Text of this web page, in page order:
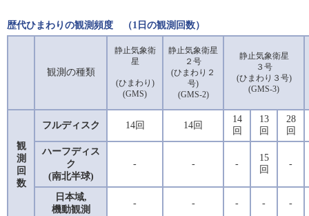
歴代ひまわりの観測頻度 （1日の観測回数）
観測の種類
静止気象衛
星
(ひまわり)
(GMS)
静止気象衛星
２号
(ひまわり２
号)
(GMS-2)
静止気象衛星
３号
(ひまわり３号)
(GMS-3)
観
測
回
数
フルディスク 14回 14回
14
回
13
回
28
回
ハーフディス
ク
(南北半球)
- - -
15
回
-
日本域,
機動観測
- - - - -